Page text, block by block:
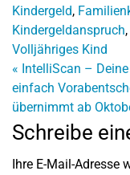
Kindergeld,
Kindergeldanspruch,
Volljähriges Kind
« IntelliScan –
einfach
übernimmt ab
Schreibe
Ihre E-Mail-Adresse